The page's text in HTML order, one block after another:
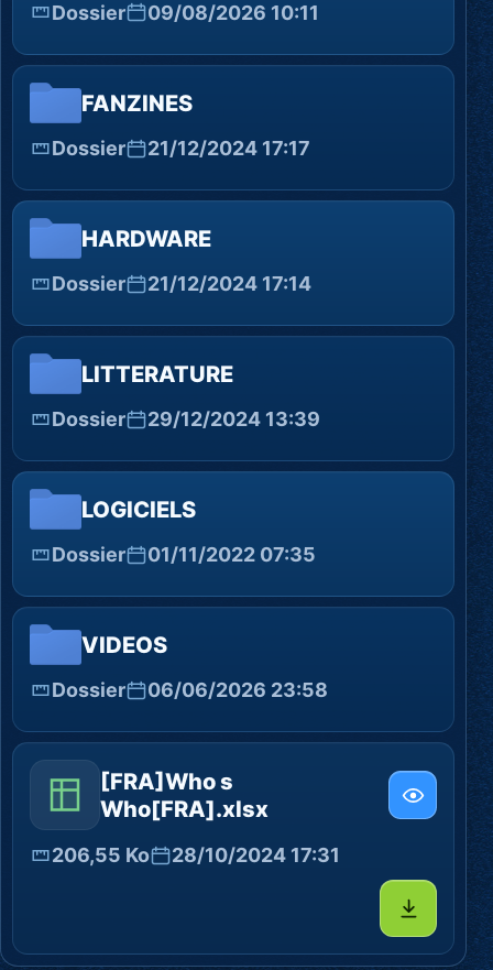
Dossier 09/08/2026 10:11
FANZINES
Dossier 21/12/2024 17:17
HARDWARE
Dossier 21/12/2024 17:14
LITTERATURE
Dossier 29/12/2024 13:39
LOGICIELS
Dossier 01/11/2022 07:35
VIDEOS
Dossier 06/06/2026 23:58
[FRA]Who s
Who[FRA].xlsx
206,55 Ko 28/10/2024 17:31